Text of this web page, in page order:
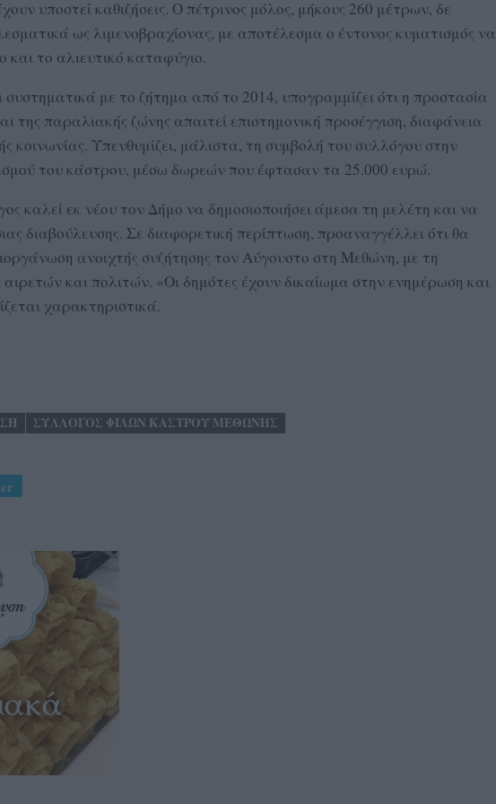
υποστεί καθιζήσεις. Ο πέτρινος μόλος, μήκους 260 μέτρων, δε
ως λιμενοβραχίονας, με αποτέλεσμα ο έντονος κυματισμός να
το αλιευτικό καταφύγιο.
με το ζήτημα από το 2014, υπογραμμίζει ότι η προστασία
της παραλιακής ζώνης απαιτεί επιστημονική προσέγγιση, διαφάνεια
κοινωνίας. Υπενθυμίζει, μάλιστα, τη συμβολή του συλλόγου στην
του κάστρου, μέσω δωρεών που έφτασαν τα 25.000 ευρώ.
καλεί εκ νέου τον Δήμο να δημοσιοποιήσει άμεσα τη μελέτη και να
διαβούλευσης. Σε διαφορετική περίπτωση, προαναγγέλλει ότι θα
ανοιχτής συζήτησης τον Αύγουστο στη Μεθώνη, με τη
και πολιτών. «Οι δημότες έχουν δικαίωμα στην ενημέρωση και
χαρακτηριστικά.
ΣΥΛΛΟΓΟΣ ΦΙΛΩΝ ΚΑΣΤΡΟΥ ΜΕΘΩΝΗΣ